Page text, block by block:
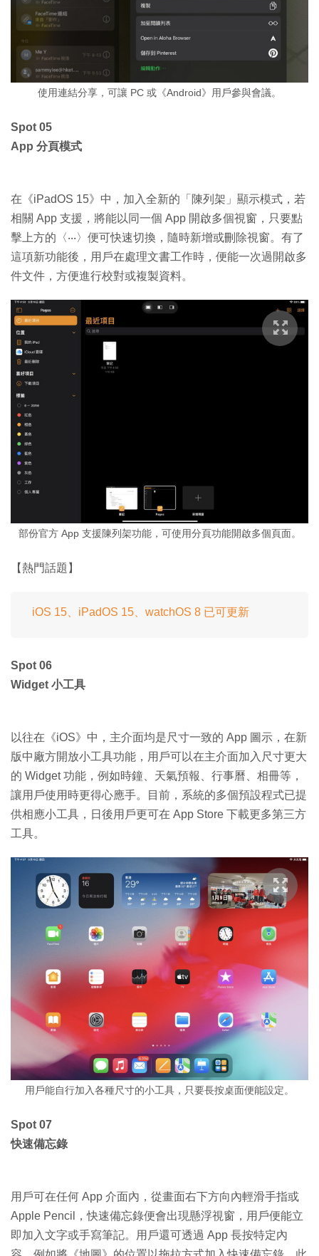
使用連結分享，可讓 PC 或《Android》用戶參與會議。
Spot 05
App 分頁模式
在《iPadOS 15》中，加入全新的「陳列架」顯示模式，若
相關 App 支援，將能以同一個 App 開啟多個視窗，只要點
擊上方的〈‧‧‧〉便可快速切換，隨時新增或刪除視窗。有了
這項新功能後，用戶在處理文書工作時，便能一次過開啟多
件文件，方便進行校對或複製資料。
部份官方 App 支援陳列架功能，可使用分頁功能開啟多個頁面。
【熱門話題】
iOS 15、iPadOS 15、watchOS 8 已可更新
Spot 06
Widget 小工具
以往在《iOS》中，主介面均是尺寸一致的 App 圖示，在新
版中廠方開放小工具功能，用戶可以在主介面加入尺寸更大
的 Widget 功能，例如時鐘、天氣預報、行事曆、相冊等，
讓用戶使用時更得心應手。目前，系統的多個預設程式已提
供相應小工具，日後用戶更可在 App Store 下載更多第三方
工具。
用戶能自行加入各種尺寸的小工具，只要長按桌面便能設定。
Spot 07
快速備忘錄
用戶可在任何 App 介面內，從畫面右下方向內輕滑手指或
Apple Pencil，快速備忘錄便會出現懸浮視窗，用戶便能立
即加入文字或手寫筆記。用戶還可透過 App 長按特定內